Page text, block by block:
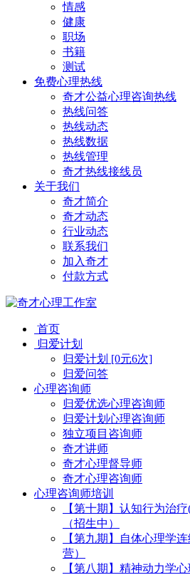
情感
健康
职场
书籍
测试
免费心理热线
奇才公益心理咨询热线
热线问答
热线动态
热线数据
热线管理
奇才热线接线员
关于我们
奇才简介
奇才动态
行业动态
联系我们
加入奇才
付款方式
首页
归爱计划
归爱计划 [0元6次]
归爱问答
心理咨询师
归爱优选心理咨询师
归爱计划心理咨询师
独立项目咨询师
奇才讲师
奇才心理督导师
奇才心理咨询师
心理咨询师培训
【第十期】认知行为治
（招生中）
【第九期】自体心理学
营）
【第八期】精神动力学